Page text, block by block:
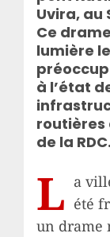
Uvira, au
Ce
lumière
à l’état
routières
de la RDC.
L a
été
un drame